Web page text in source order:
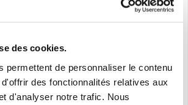
des cookies.
permettent de personnaliser le contenu
des fonctionnalités relatives aux
d'analyser notre trafic. Nous